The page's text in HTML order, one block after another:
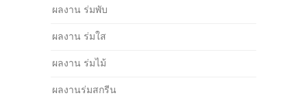
ผลงาน ร่มพับ
ผลงาน ร่มใส
ผลงาน ร่มไม้
ผลงานร่มสกรีน